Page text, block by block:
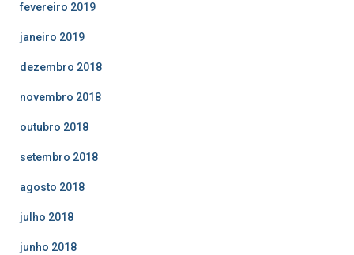
fevereiro 2019
janeiro 2019
dezembro 2018
novembro 2018
outubro 2018
setembro 2018
agosto 2018
julho 2018
junho 2018